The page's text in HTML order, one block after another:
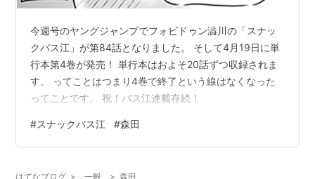
今週号のヤングジャンプでフォビドゥン澁川の「スナッ
クバス江」が第84話となりました。 そして4月19日に単
行本第4巻が発売！ 単行本はおよそ20話ずつ収録されま
す。 ってことはつまり4巻で終了という線はなくなった
ってことです。 祝！バス江連載存続！
#スナックバス江 #森田
はてなブログ > 一般 > 森田